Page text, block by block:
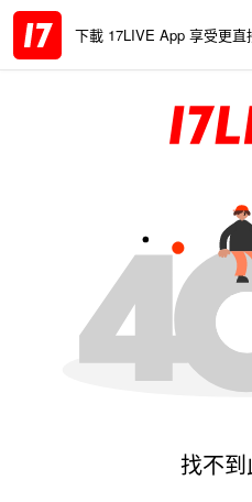
下載 17LIVE App 享受更直
找不